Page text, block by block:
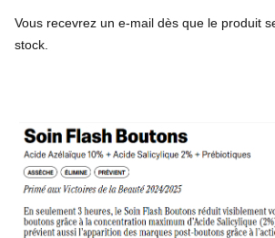
Vous recevrez un e-mail dès que le produit
stock.